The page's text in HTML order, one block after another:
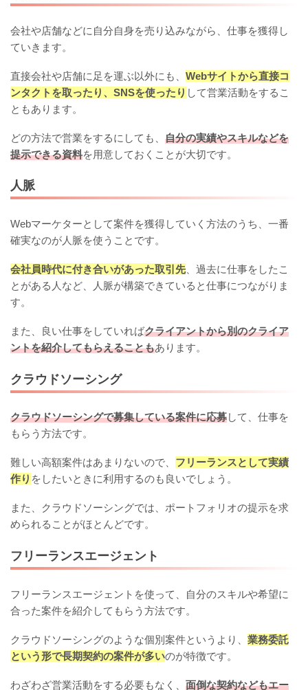
会社や店舗などに自分自身を売り込みながら、仕事を獲得し
ていきます。
直接会社や店舗に足を運ぶ以外にも、 Webサイトから直接コ
ンタクトを取ったり、SNSを使ったり して営業活動をするこ
ともあります。
どの方法で営業をするにしても、 自分の実績やスキルなどを
提示できる資料を用意しておくことが大切です。
人脈
Webマーケターとして案件を獲得していく方法のうち、一番
確実なのが人脈を使うことです。
会社員時代に付き合いがあった取引先、過去に仕事をしたこ
とがある人など、人脈が構築できていると仕事につながりま
す。
また、良い仕事をしていればクライアントから別のクライア
ントを紹介してもらえることもあります。
クラウドソーシング
クラウドソーシングで募集している案件に応募して、仕事を
もらう方法です。
難しい高額案件はあまりないので、 フリーランスとして実績
作り をしたいときに利用するのも良いでしょう。
また、クラウドソーシングでは、ポートフォリオの提示を求
められることがほとんどです。
フリーランスエージェント
フリーランスエージェントを使って、自分のスキルや希望に
合った案件を紹介してもらう方法です。
クラウドソーシングのような個別案件というより、 業務委託
という形で長期契約の案件が多いのが特徴です。
わざわざ営業活動をする必要もなく、 面倒な契約などもエー